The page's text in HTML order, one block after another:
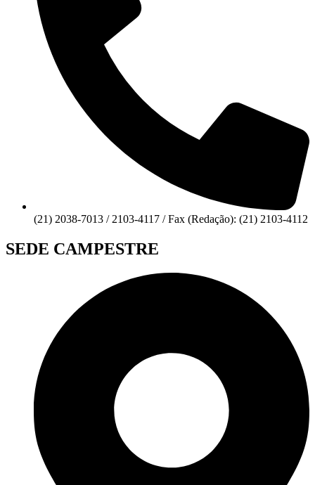
(21) 2038-7013 / 2103-4117 / Fax (Redação): (21) 2103-4112
SEDE CAMPESTRE